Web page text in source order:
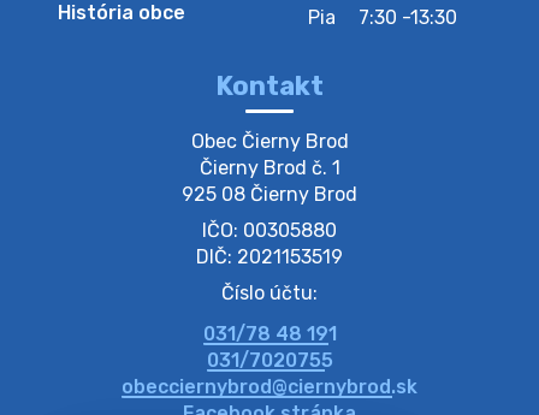
obyvateľov, aby vrecia s odpadom vyložili pred dom už
Oznámenie o plánovanom prerušení dodávky
Oznamujeme Vám, že v určitých dňoch bude v
niektorých častiach našej obce plánované prerušenie
distribúcie elektrickej energie. Podrobné informácie o
dátumoch, časoch a dotknutých …
4. augusta 2026 09:48
Zber BIO odpadu-BIO hulladék elszállítása
Obecný úrad v Čiernom Brode oznamuje obyvateľom,
že ďalší odvoz BIO odpadu sa uskutoční 03.08.2026
História obce
Pia
7:30 -13:30
Kontakt
Obec Čierny Brod
Čierny Brod č. 1
925 08 Čierny Brod
IČO: 00305880
DIČ: 2021153519
Číslo účtu:
031/78 48 191
031/7020755
obecciernybrod@ciernybrod.sk